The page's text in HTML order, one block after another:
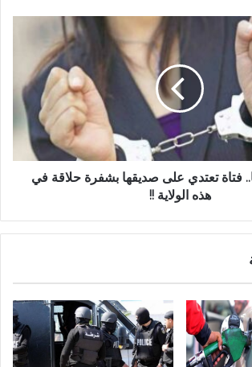
فتاة تعتدي على صديقها بشفرة حلاقة في
هذه الولاية !!